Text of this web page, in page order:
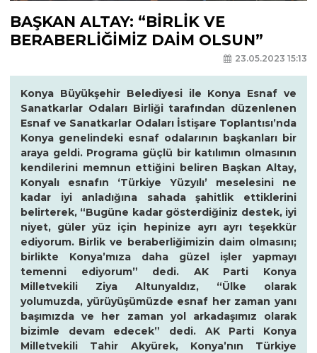
BAŞKAN ALTAY: “BİRLİK VE
BERABERLİĞİMİZ DAİM OLSUN”
23.05.2023 15:13
Konya Büyükşehir Belediyesi ile Konya Esnaf ve
Sanatkarlar Odaları Birliği tarafından düzenlenen
Esnaf ve Sanatkarlar Odaları İstişare Toplantısı’nda
Konya genelindeki esnaf odalarının başkanları bir
araya geldi. Programa güçlü bir katılımın olmasının
kendilerini memnun ettiğini beliren Başkan Altay,
Konyalı esnafın ‘Türkiye Yüzyılı’ meselesini ne
kadar iyi anladığına sahada şahitlik ettiklerini
belirterek, “Bugüne kadar gösterdiğiniz destek, iyi
niyet, güler yüz için hepinize ayrı ayrı teşekkür
ediyorum. Birlik ve beraberliğimizin daim olmasını;
birlikte Konya’mıza daha güzel işler yapmayı
temenni ediyorum” dedi. AK Parti Konya
Milletvekili Ziya Altunyaldız, “Ülke olarak
yolumuzda, yürüyüşümüzde esnaf her zaman yanı
başımızda ve her zaman yol arkadaşımız olarak
bizimle devam edecek” dedi. AK Parti Konya
Milletvekili Tahir Akyürek, Konya’nın Türkiye